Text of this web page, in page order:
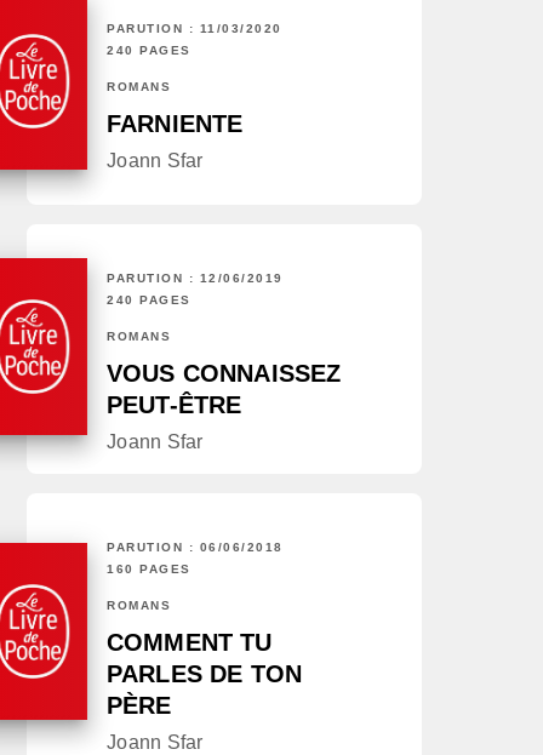
PARUTION : 11/03/2020
240 PAGES
ROMANS
FARNIENTE
Joann Sfar
PARUTION : 12/06/2019
240 PAGES
ROMANS
VOUS CONNAISSEZ
PEUT-ÊTRE
Joann Sfar
PARUTION : 06/06/2018
160 PAGES
ROMANS
COMMENT TU
PARLES DE TON
PÈRE
Joann Sfar